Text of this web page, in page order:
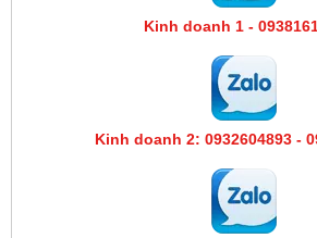
Kinh doanh 1 -
Kinh doanh 2: 0932604893 -